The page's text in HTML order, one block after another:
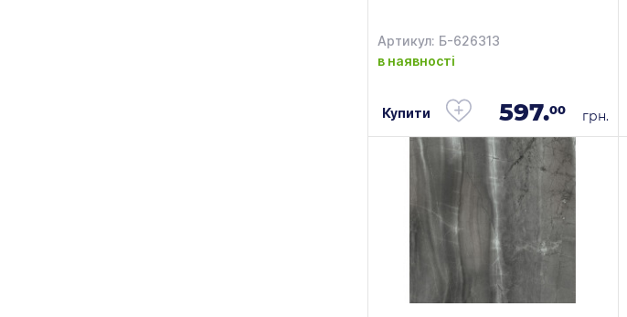
Артикул: Б-626313
в наявності
Купити 597.00 грн.